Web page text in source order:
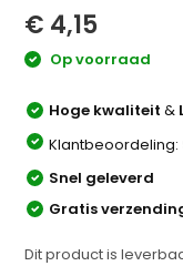
€ 4,15
Op voorraad
Hoge kwaliteit&
Klantbeoordeling:
Snel geleverd
Gratis
Dit product is